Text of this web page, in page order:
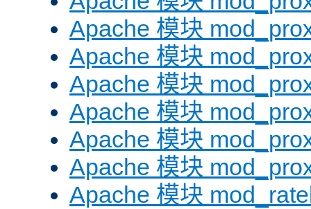
Apache 模块
Apache 模块
Apache 模块
Apache 模块
Apache 模块
Apache 模块
Apache 模块